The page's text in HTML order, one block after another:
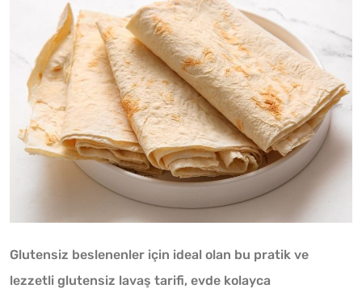
Glutensiz beslenenler için ideal olan bu pratik ve
lezzetli glutensiz lavaş tarifi, evde kolayca